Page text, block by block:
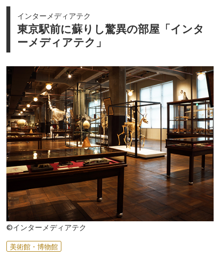
インターメディアテク
東京駅前に蘇りし驚異の部屋「インタ
ーメディアテク」
©インターメディアテク
美術館・博物館